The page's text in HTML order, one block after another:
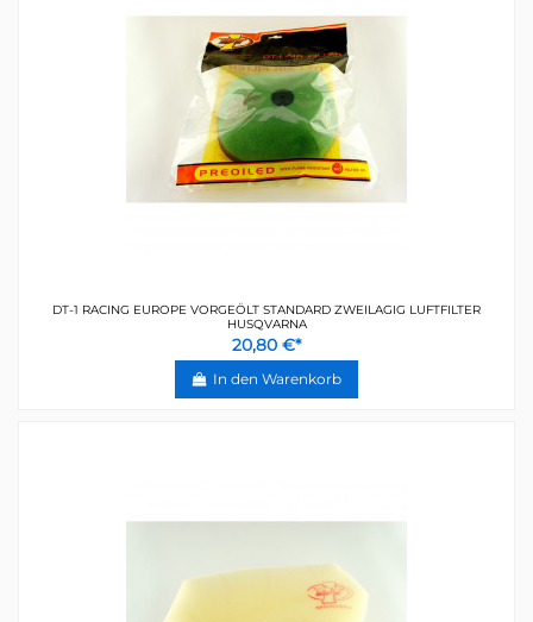
DT-1 RACING EUROPE VORGEÖLT STANDARD ZWEILAGIG LUFTFILTER
HUSQVARNA
20,80 €*
In den Warenkorb